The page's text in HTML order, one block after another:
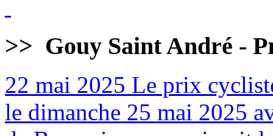
>> Gouy Saint André -
22 mai 2025 Le prix
le dimanche 25 mai 2025